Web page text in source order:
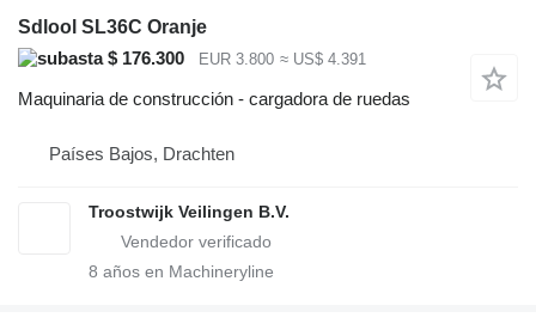
Sdlool SL36C Oranje
$ 176.300
EUR 3.800 ≈ US$ 4.391
Maquinaria de construcción - cargadora de ruedas
Países Bajos, Drachten
Troostwijk Veilingen B.V.
8 años en Machineryline